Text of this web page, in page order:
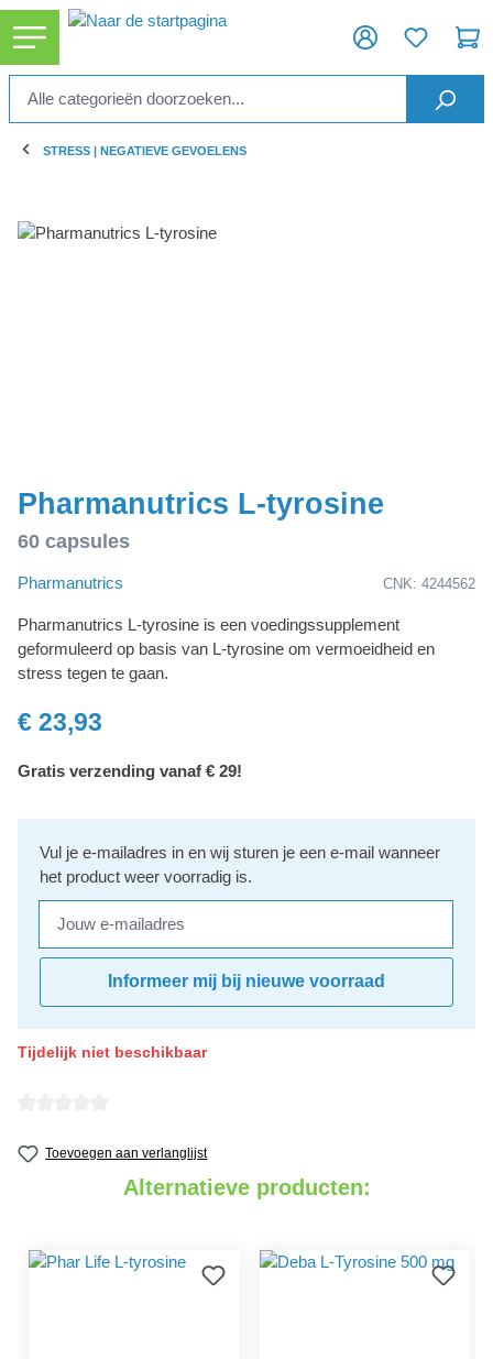
STRESS | NEGATIEVE GEVOELENS
component.cms.imageGallery.skipImageGallery
Pharmanutrics L-tyrosine
60 capsules
Pharmanutrics CNK: 4244562
Pharmanutrics L-tyrosine is een voedingssupplement
geformuleerd op basis van L-tyrosine om vermoeidheid en
stress tegen te gaan.
€ 23,93
Gratis verzending vanaf € 29!
Vul je e-mailadres in en wij sturen je een e-mail wanneer
het product weer voorradig is.
Informeer mij bij nieuwe voorraad
Tijdelijk niet beschikbaar
Toevoegen aan verlanglijst
Alternatieve producten: